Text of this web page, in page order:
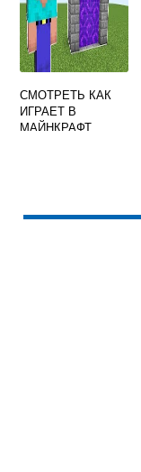
СМОТРЕТЬ КАК
ИГРАЕТ В
МАЙНКРАФТ